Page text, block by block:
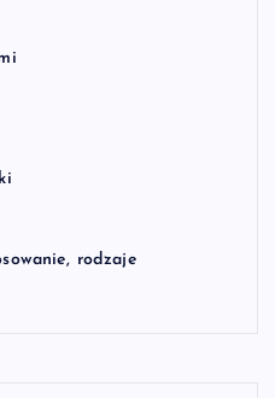
rodzaje